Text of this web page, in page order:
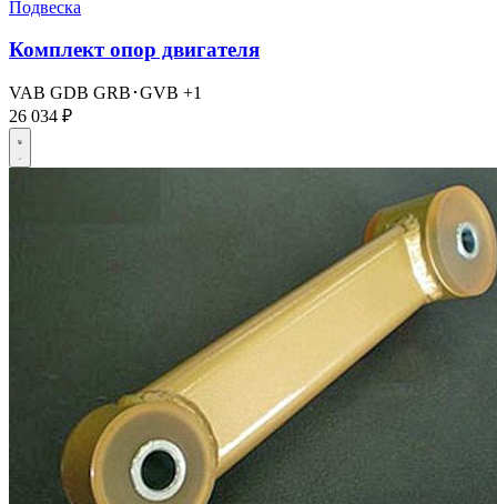
Подвеска
Комплект опор двигателя
VAB GDB GRB･GVB +1
26 034 ₽